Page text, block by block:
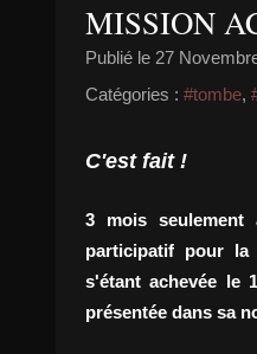
MISSION
Publié le 27
Catégories : #tombe,
C'est fait !
3 mois seulement
participatif pour la
s'étant achevée le
présentée dans sa